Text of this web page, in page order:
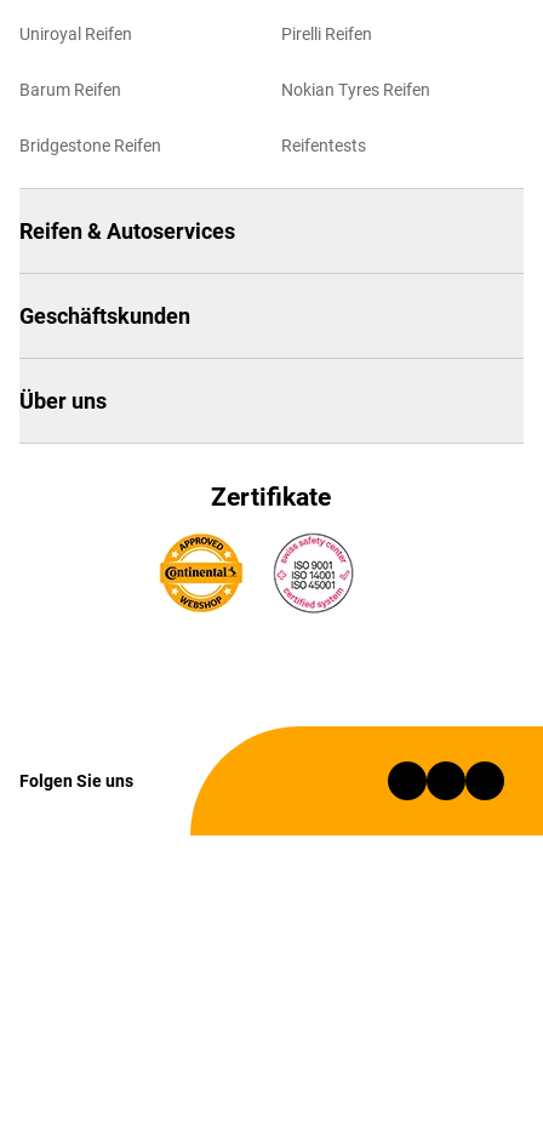
Uniroyal Reifen
Barum Reifen
Bridgestone Reifen
Pirelli Reifen
Nokian Tyres Reifen
Reifentests
Reifen & Autoservices
Geschäftskunden
Über uns
Zertifikate
Folgen Sie uns